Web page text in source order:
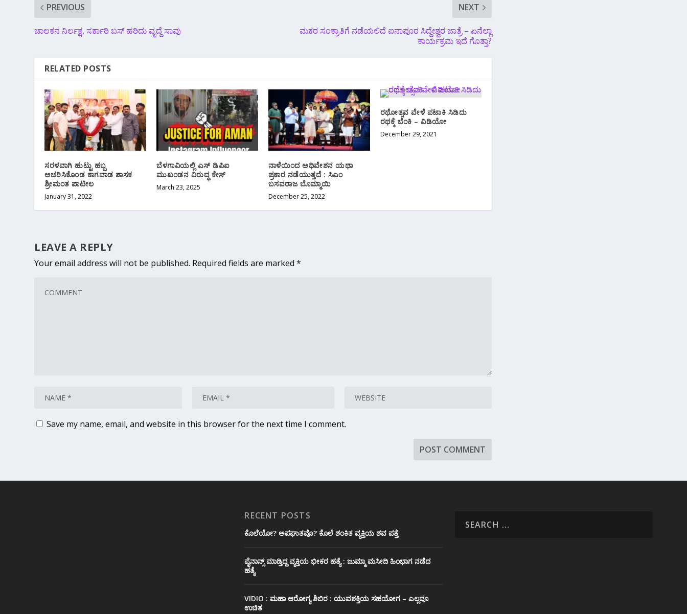
PREVIOUS
ಚಾಲಕನ ನಿರ್ಲಕ್ಷ, ಸರ್ಕಾರಿ ಬಸ್ ಹರಿದು ವೃದ್ದೆ ಸಾವು
NEXT
ಮಕರ ಸಂಕ್ರಾತಿಗೆ ನಡೆಯಲಿದೆ ಐನಾಪೂರ ಸಿದ್ದೇಶ್ವರ ಜಾತ್ರೆ – ಏನೆಲ್ಲಾ
ಕಾರ್ಯಕ್ರಮ ಇದೆ ಗೊತ್ತಾ?
RELATED POSTS
ಸರಳವಾಗಿ ಹುಟ್ಟು ಹಬ್ಬ
ಆಚರಿಸಿಕೊಂಡ ಕಾಗವಾಡ ಶಾಸಕ
ಶ್ರೀಮಂತ ಪಾಟೀಲ
January 31, 2022
ಬೆಳಗಾವಿಯಲ್ಲಿ ಎಸ್ ಡಿಪಿಐ
ಮುಖಂಡನ ವಿರುದ್ಧ ಕೇಸ್
March 23, 2025
ನಾಳೆಯಿಂದ ಅಧಿವೇಶನ ಯಥಾ
ಪ್ರಕಾರ ನಡೆಯುತ್ತದೆ : ಸಿಎಂ
ಬಸವರಾಜ ಬೊಮ್ಮಾಯಿ‌
December 25, 2022
ರಥೋತ್ಸವ ವೇಳೆ ಪಟಾಕಿ ಸಿಡಿದು
ರಥಕ್ಕೆ ಬೆಂಕಿ – ವಿಡಿಯೋ
December 29, 2021
LEAVE A REPLY
Your email address will not be published. Required fields are marked*
Save my name, email, and website in this browser for the next time I comment.
RECENT POSTS
ಕೊಲೆಯೋ? ಅಪಘಾತವೊ? ಕೊಲೆ ಶಂಕಿತ ವ್ಯಕ್ತಿಯ ಶವ ಪತ್ತೆ
ಪೈನಾನ್ಸ್ ಮಾಡ್ತಿದ್ದ ವ್ಯಕ್ತಿಯ ಭೀಕರ‌ ಹತ್ಯೆ : ಜುಮ್ಮಾ ಮಸೀದಿ ಹಿಂಭಾಗ ನಡೆದ
ಹತ್ಯೆ
VIDIO : ಮಹಾ ಆರೋಗ್ಯ ಶಿಬಿರ : ಯುವಶಕ್ತಿಯ ಸಹಯೋಗ – ಎಲ್ಲವೂ
ಉಚಿತ